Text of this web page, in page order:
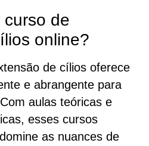
de
online?
de cílios oferece
e abrangente para
aulas teóricas e
esses cursos
as nuances de